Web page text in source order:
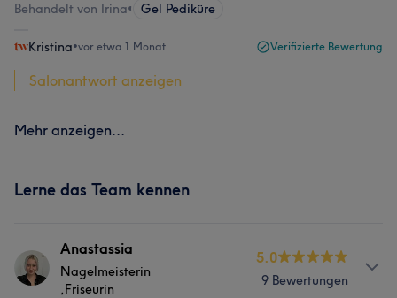
Behandelt von Irina• Gel Pediküre
Kristina•vor etwa 1 Monat Verifizierte Bewertung
Salonantwort anzeigen
Mehr anzeigen...
Lerne das Team kennen
Anastassia
Nagelmeisterin
,Friseurin
5.0
9 Bewertungen